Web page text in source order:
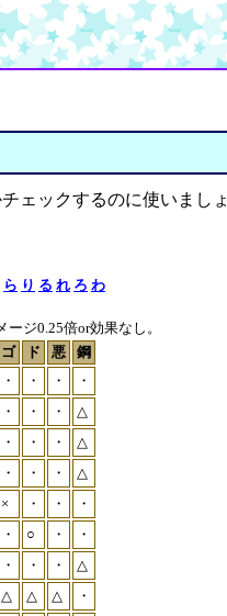
ェックするのに使いましょ
ら り る れ ろ わ
ジ0.25倍or効果なし。
ゴ ド 悪
鋼
・ ・ ・
・
・ ・ ・
△
・ ・ ・
△
・ ・ ・
△
× ・ ・
・
・ ○ ・
・
・ ・ ・
△
△ △ △
・